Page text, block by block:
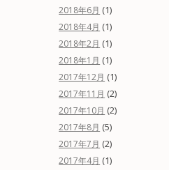
2018年6月 (1)
2018年4月 (1)
2018年2月 (1)
2018年1月 (1)
2017年12月 (1)
2017年11月 (2)
2017年10月 (2)
2017年8月 (5)
2017年7月 (2)
2017年4月 (1)